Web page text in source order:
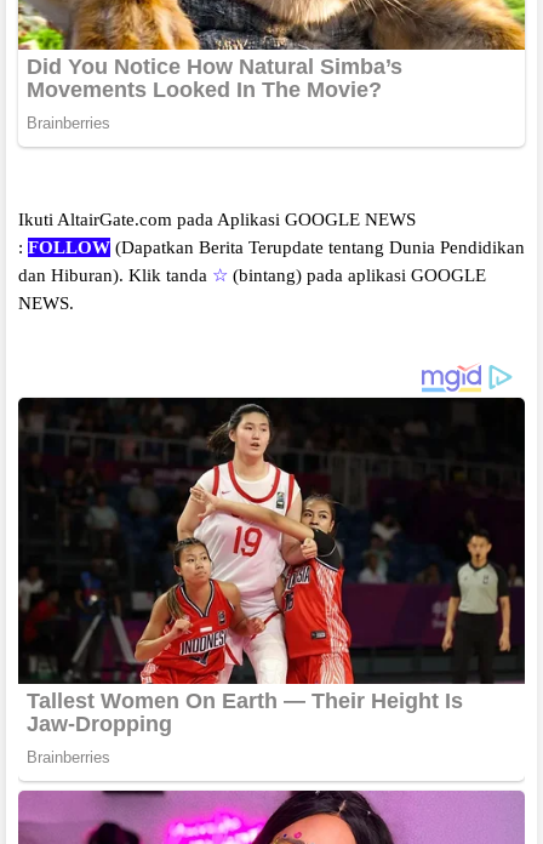
Ikuti AltairGate.com pada Aplikasi GOOGLE NEWS
: FOLLOW (Dapatkan Berita Terupdate tentang Dunia Pendidikan
dan Hiburan). Klik tanda ☆ (bintang) pada aplikasi GOOGLE
NEWS.